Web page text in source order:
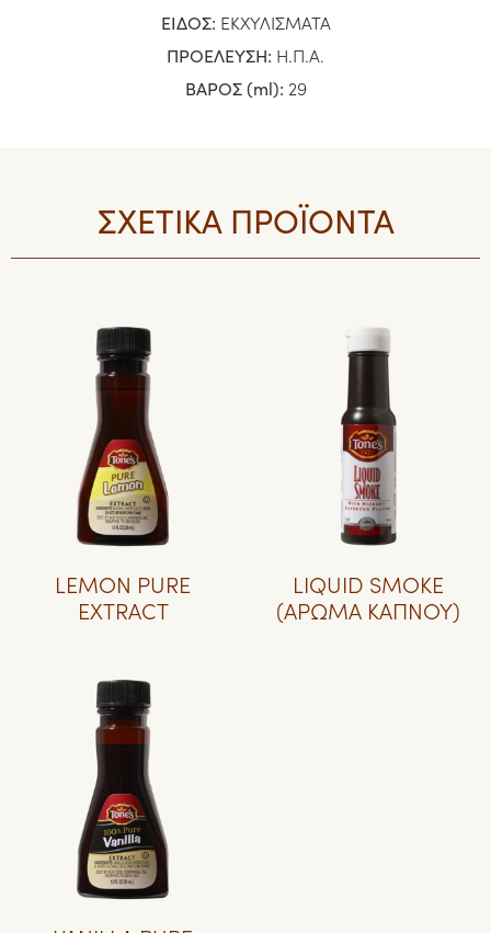
ΕΙΔΟΣ: ΕΚΧΥΛΙΣΜΑΤΑ
ΠΡΟΕΛΕΥΣΗ: Η.Π.Α.
ΒΑΡΟΣ (ml): 29
ΣΧΕΤΙΚΑ ΠΡΟΪΟΝΤΑ
LEMON PURE
EXTRACT
LIQUID SMOKE
(ΑΡΩΜΑ ΚΑΠΝΟΥ)